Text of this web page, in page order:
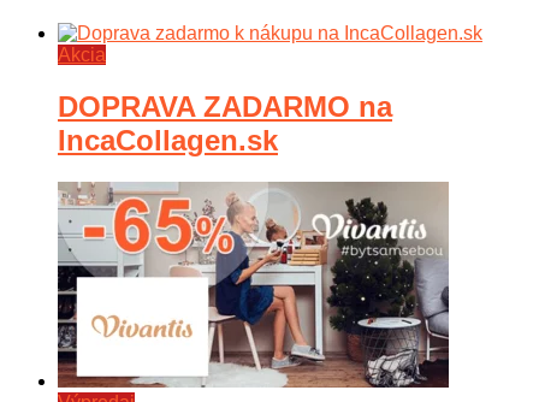
Akcia
DOPRAVA ZADARMO na
IncaCollagen.sk